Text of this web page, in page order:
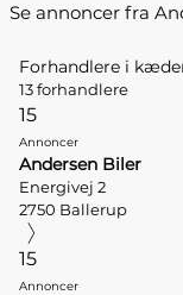
Se annoncer fra
Forhandlere i
13 forhandlere
15
Annoncer
Andersen Biler
Energivej 2
2750 Ballerup
15
Annoncer